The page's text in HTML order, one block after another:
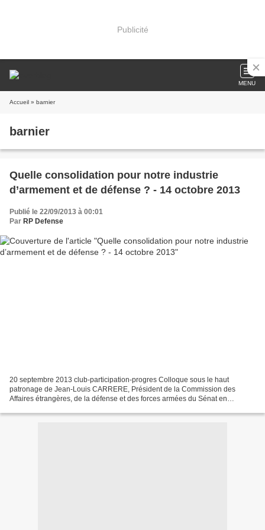
Publicité
MENU
Accueil » barnier
barnier
Quelle consolidation pour notre industrie
d’armement et de défense ? - 14 octobre 2013
Publié le 22/09/2013 à 00:01
Par RP Defense
20 septembre 2013 club-participation-progres Colloque sous le haut
patronage de Jean-Louis CARRERE, Président de la Commission des
Affaires étrangères, de la défense et des forces armées du Sénat en